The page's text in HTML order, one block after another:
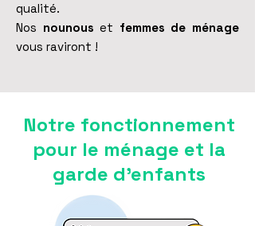
qualité.
Nos nounous et femmes de ménage
vous raviront !
Notre fonctionnement
pour le ménage et la
garde d'enfants